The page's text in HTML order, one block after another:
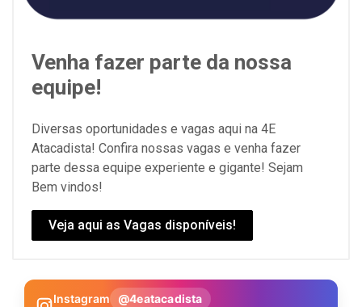
Venha fazer parte da nossa
equipe!
Diversas oportunidades e vagas aqui na 4E
Atacadista! Confira nossas vagas e venha fazer
parte dessa equipe experiente e gigante! Sejam
Bem vindos!
Veja aqui as Vagas disponíveis!
Instagram @4eatacadista